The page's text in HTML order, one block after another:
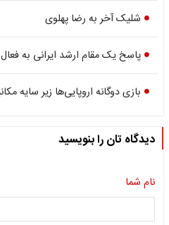
شلیک آخر به رضا پهلوی
پاسخ یک مقام ارشد ایرانی به
بازی دوگانه اروپایی‌ها زیر سایه
دیدگاه تان را بنویسید
نام شما